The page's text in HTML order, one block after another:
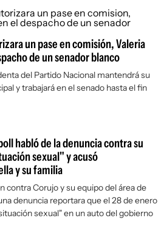
un pase en comisión, Valeria
de un senador blanco
del Partido Nacional mantendrá su
y trabajará en el senado hasta el fin
habló de la denuncia contra su
sexual" y acusó
y su familia
contra Corujo y su equipo del área de
denuncia reportara que el 28 de enero
sexual" en un auto del gobierno